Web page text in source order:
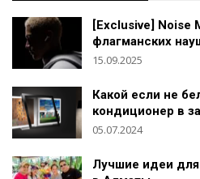
[Exclusive] Noise
флагманских
15.09.2025
Какой если не
кондиционер в
05.07.2024
Лучшие идеи для